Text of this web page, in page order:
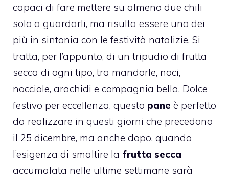
capaci di fare mettere su almeno due chili
solo a guardarli, ma risulta essere uno dei
più in sintonia con le festività natalizie. Si
tratta, per l’appunto, di un tripudio di frutta
secca di ogni tipo, tra mandorle, noci,
nocciole, arachidi e compagnia bella. Dolce
festivo per eccellenza, questo pane è perfetto
da realizzare in questi giorni che precedono
il 25 dicembre, ma anche dopo, quando
l’esigenza di smaltire la frutta secca
accumalata nelle ultime settimane sarà